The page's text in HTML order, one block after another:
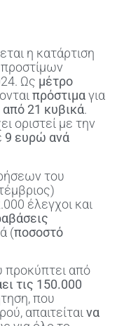
η κατάρτιση
Ως μέτρο
πρόστιμα για
21 κυβικά.
οριστεί με την
9 ευρώ ανά
του
έλεγχοι και
(ποσοστό
προκύπτει από
τις 150.000
που
απαιτείται να